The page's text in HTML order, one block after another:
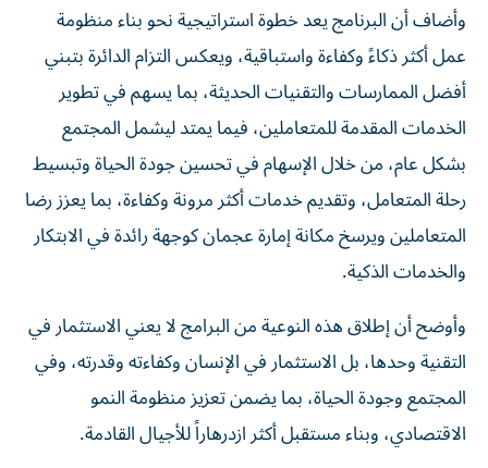
وأضاف أن البرنامج يعد خطوة استراتيجية نحو بناء منظومة
عمل أكثر ذكاءً وكفاءة واستباقية، ويعكس التزام الدائرة بتبني
أفضل الممارسات والتقنيات الحديثة، بما يسهم في تطوير
الخدمات المقدمة للمتعاملين، فيما يمتد ليشمل المجتمع
بشكل عام، من خلال الإسهام في تحسين جودة الحياة وتبسيط
رحلة المتعامل، وتقديم خدمات أكثر مرونة وكفاءة، بما يعزز رضا
المتعاملين ويرسخ مكانة إمارة عجمان كوجهة رائدة في الابتكار
والخدمات الذكية.
وأوضح أن إطلاق هذه النوعية من البرامج لا يعني الاستثمار في
التقنية وحدها، بل الاستثمار في الإنسان وكفاءته وقدرته، وفي
المجتمع وجودة الحياة، بما يضمن تعزيز منظومة النمو
الاقتصادي، وبناء مستقبل أكثر ازدرهاراً للأجيال القادمة.